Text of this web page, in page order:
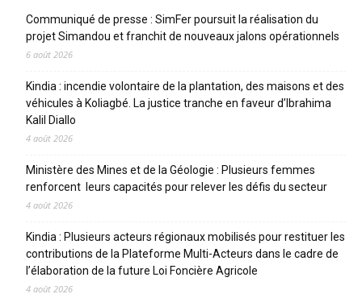
Communiqué de presse : SimFer poursuit la réalisation du
projet Simandou et franchit de nouveaux jalons opérationnels
6 août 2026
Kindia : incendie volontaire de la plantation, des maisons et des
véhicules à Koliagbé. La justice tranche en faveur d’Ibrahima
Kalil Diallo
4 août 2026
Ministère des Mines et de la Géologie : Plusieurs femmes
renforcent leurs capacités pour relever les défis du secteur
4 août 2026
Kindia : Plusieurs acteurs régionaux mobilisés pour restituer les
contributions de la Plateforme Multi-Acteurs dans le cadre de
l’élaboration de la future Loi Foncière Agricole
4 août 2026